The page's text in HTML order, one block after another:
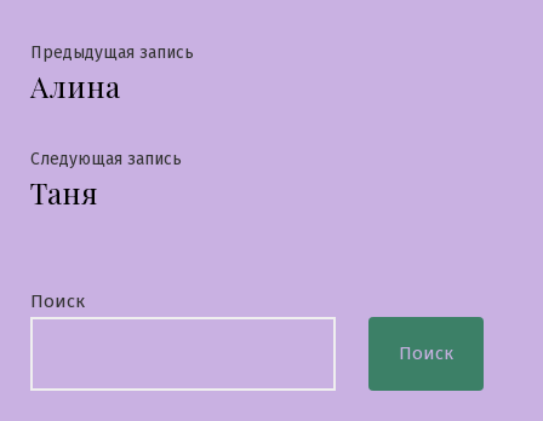
Навигация
по
записям
Предыдущая запись
Алина
Следующая запись
Таня
Поиск
Поиск